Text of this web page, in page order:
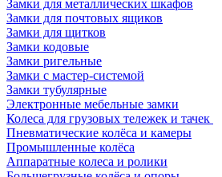
Замки для металлических шкафов
Замки для почтовых ящиков
Замки для щитков
Замки кодовые
Замки ригельные
Замки с мастер-системой
Замки тубулярные
Электронные мебельные замки
Колеса для грузовых тележек и тачек
Пневматические колёса и камеры
Промышленные колёса
Аппаратные колеса и ролики